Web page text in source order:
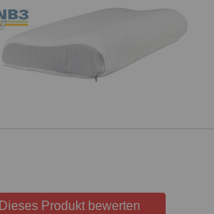
Dieses Produkt bewerten